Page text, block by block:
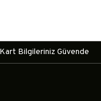
Bilgileriniz Güvende